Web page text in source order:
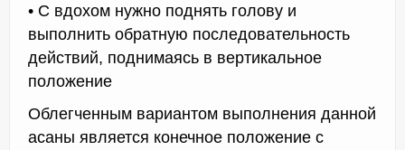
• С вдохом нужно поднять голову и
выполнить обратную последовательность
действий, поднимаясь в вертикальное
положение
Облегченным вариантом выполнения данной
асаны является конечное положение с